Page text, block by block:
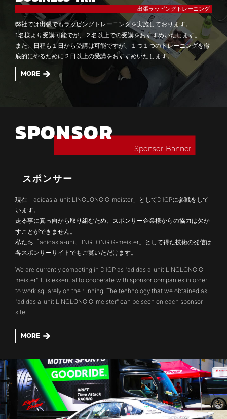
出張ラッピングトレーニング
弊社では出張でもラッピングトレーニングを実施しております。
1名様より受講可能でが、２名以上での受講をおすすめいたします。
また、日程も１日から受講は可能ですが、１つ１つのトレーニングを徹
底的にやるために２日以上の受講をおすすめいたします。
MORE
SPONSOR
Sponsor Banner
スポンサー
現在「adidas a-unit LINGLONG G-meister」としてD1GPに参戦をして
います。
走る事に真っ向から取り組むため、スポンサー企業様からの協力は欠か
すことができません。
私たち「adidas a-unit LINGLONG G-meister」として得た技術の発信は
各スポンサーサイトでもご覧いただけます。
We are currently competing in D1GP as "adidas a-unit LINGLONG G-
meister". It is essential to cooperate with sponsor companies in order
to work squarely on the running. The technology that we obtained as
"adidas a-unit LINGLONG G-meister" can be seen on each sponsor
site.
MORE